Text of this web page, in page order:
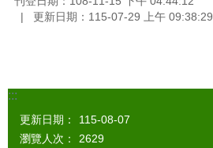
更新日期：115-07-29 上午 09:38:29
:::
更新日期：
115-08-07
瀏覽人次：
2629